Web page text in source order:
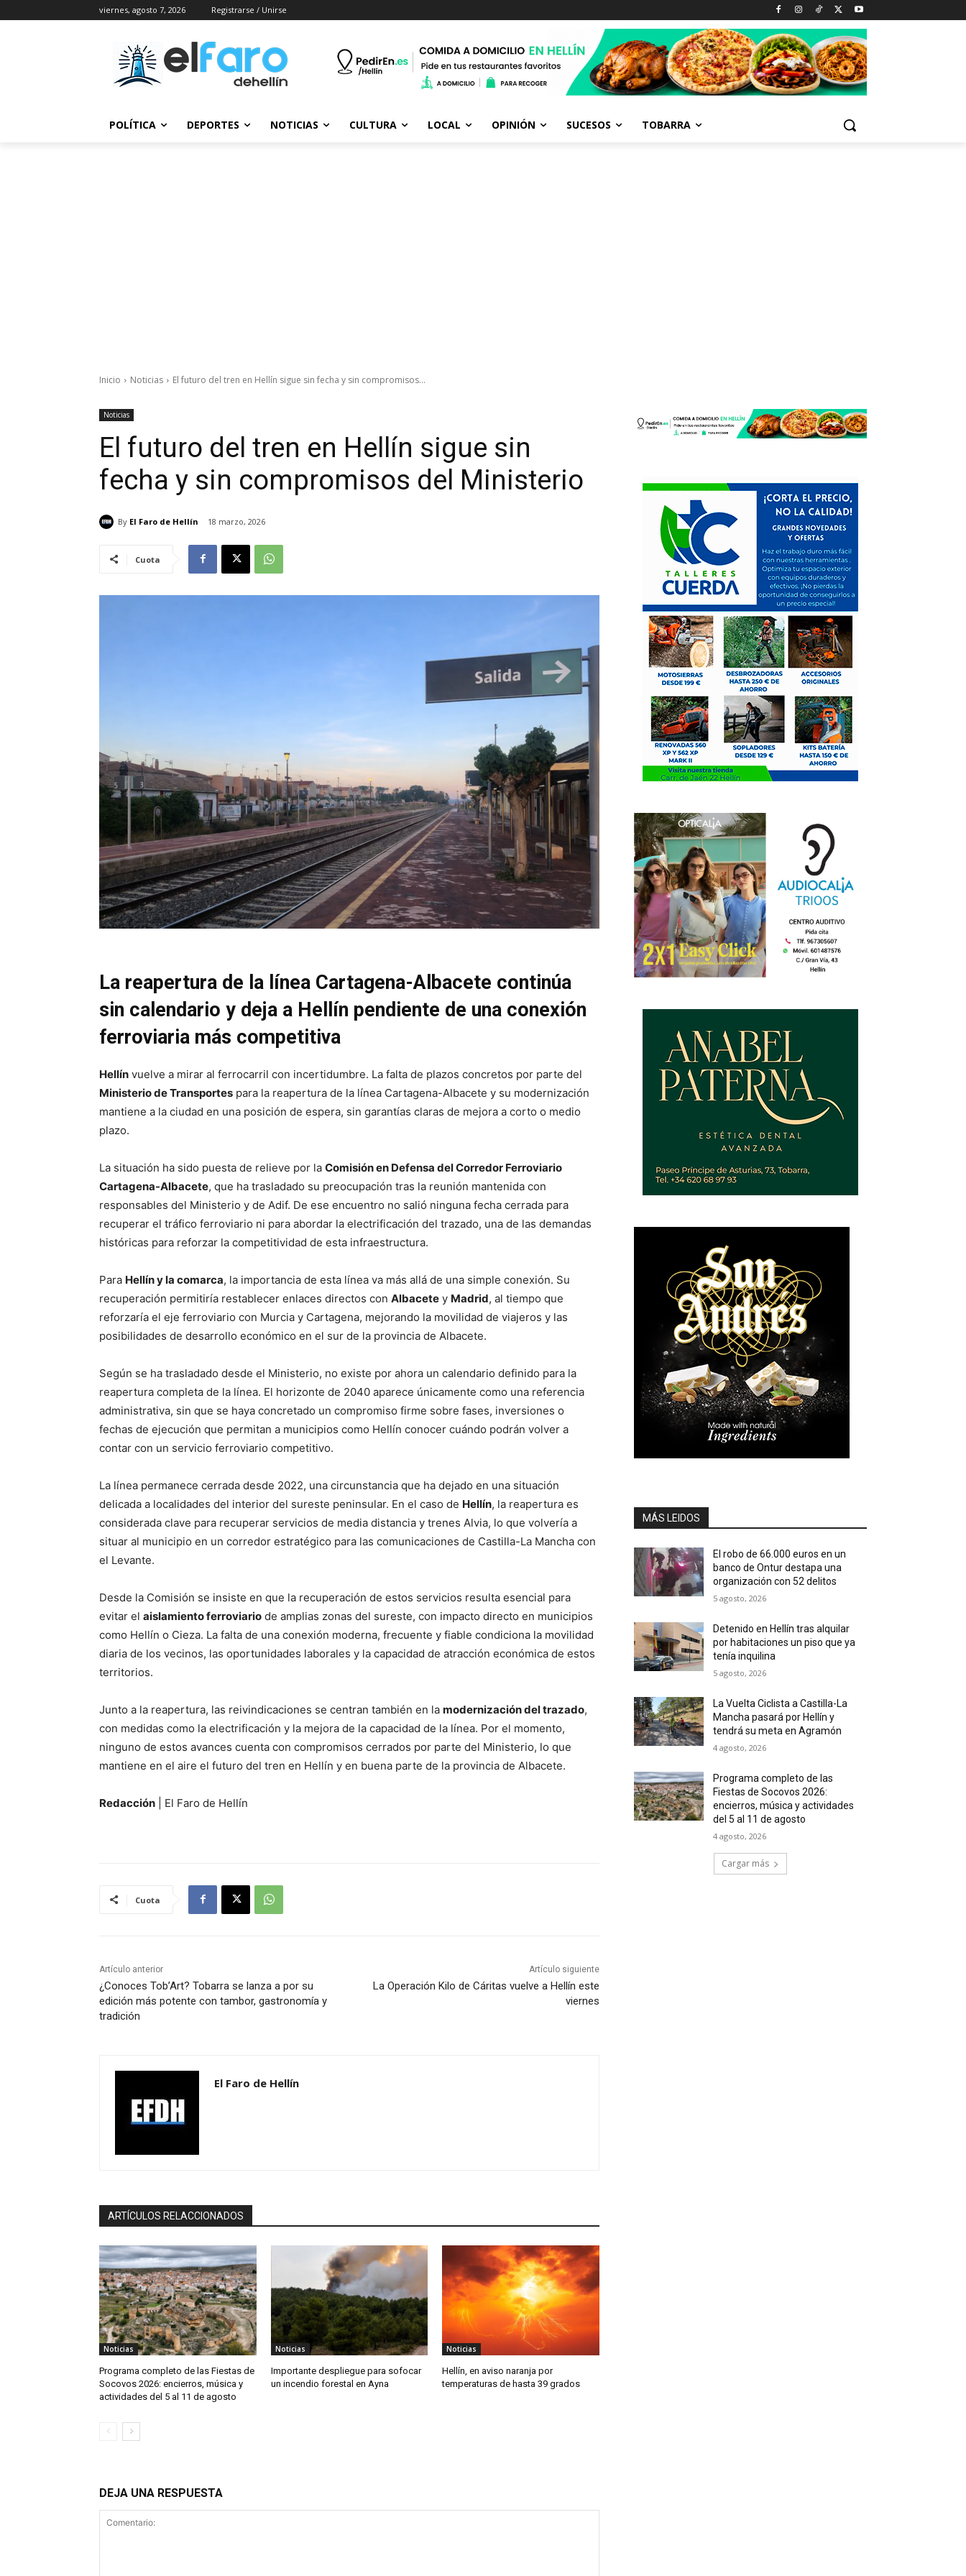
viernes, agosto 7, 2026 Registrarse / Unirse
POLÍTICA DEPORTES NOTICIAS CULTURA LOCAL OPINIÓN SUCESOS TOBARRA
Inicio Noticias El futuro del tren en Hellín sigue sin fecha y sin compromisos...
Noticias
El futuro del tren en Hellín sigue sin
fecha y sin compromisos del Ministerio
By El Faro de Hellín 18 marzo, 2026
Cuota
La reapertura de la línea Cartagena-Albacete continúa
sin calendario y deja a Hellín pendiente de una conexión
ferroviaria más competitiva
Hellín vuelve a mirar al ferrocarril con incertidumbre. La falta de plazos concretos por parte del
Ministerio de Transportes para la reapertura de la línea Cartagena-Albacete y su modernización
mantiene a la ciudad en una posición de espera, sin garantías claras de mejora a corto o medio
plazo.
La situación ha sido puesta de relieve por la Comisión en Defensa del Corredor Ferroviario
Cartagena-Albacete, que ha trasladado su preocupación tras la reunión mantenida con
responsables del Ministerio y de Adif. De ese encuentro no salió ninguna fecha cerrada para
recuperar el tráfico ferroviario ni para abordar la electrificación del trazado, una de las demandas
históricas para reforzar la competitividad de esta infraestructura.
Para Hellín y la comarca, la importancia de esta línea va más allá de una simple conexión. Su
recuperación permitiría restablecer enlaces directos con Albacete y Madrid, al tiempo que
reforzaría el eje ferroviario con Murcia y Cartagena, mejorando la movilidad de viajeros y las
posibilidades de desarrollo económico en el sur de la provincia de Albacete.
Según se ha trasladado desde el Ministerio, no existe por ahora un calendario definido para la
reapertura completa de la línea. El horizonte de 2040 aparece únicamente como una referencia
administrativa, sin que se haya concretado un compromiso firme sobre fases, inversiones o
fechas de ejecución que permitan a municipios como Hellín conocer cuándo podrán volver a
contar con un servicio ferroviario competitivo.
La línea permanece cerrada desde 2022, una circunstancia que ha dejado en una situación
delicada a localidades del interior del sureste peninsular. En el caso de Hellín, la reapertura es
considerada clave para recuperar servicios de media distancia y trenes Alvia, lo que volvería a
situar al municipio en un corredor estratégico para las comunicaciones de Castilla-La Mancha con
el Levante.
Desde la Comisión se insiste en que la recuperación de estos servicios resulta esencial para
evitar el aislamiento ferroviario de amplias zonas del sureste, con impacto directo en municipios
como Hellín o Cieza. La falta de una conexión moderna, frecuente y fiable condiciona la movilidad
diaria de los vecinos, las oportunidades laborales y la capacidad de atracción económica de estos
territorios.
Junto a la reapertura, las reivindicaciones se centran también en la modernización del trazado,
con medidas como la electrificación y la mejora de la capacidad de la línea. Por el momento,
ninguno de estos avances cuenta con compromisos cerrados por parte del Ministerio, lo que
mantiene en el aire el futuro del tren en Hellín y en buena parte de la provincia de Albacete.
Redacción | El Faro de Hellín
Cuota
Artículo anterior
¿Conoces Tob’Art? Tobarra se lanza a por su
edición más potente con tambor, gastronomía y
tradición
Artículo siguiente
La Operación Kilo de Cáritas vuelve a Hellín este
viernes
El Faro de Hellín
ARTÍCULOS RELACCIONADOS
Noticias
Programa completo de las Fiestas de
Socovos 2026: encierros, música y
actividades del 5 al 11 de agosto
Noticias
Importante despliegue para sofocar
un incendio forestal en Ayna
Noticias
Hellín, en aviso naranja por
temperaturas de hasta 39 grados
DEJA UNA RESPUESTA
MÁS LEIDOS
El robo de 66.000 euros en un
banco de Ontur destapa una
organización con 52 delitos
5 agosto, 2026
Detenido en Hellín tras alquilar
por habitaciones un piso que ya
tenía inquilina
5 agosto, 2026
La Vuelta Ciclista a Castilla-La
Mancha pasará por Hellín y
tendrá su meta en Agramón
4 agosto, 2026
Programa completo de las
Fiestas de Socovos 2026:
encierros, música y actividades
del 5 al 11 de agosto
4 agosto, 2026
Cargar más